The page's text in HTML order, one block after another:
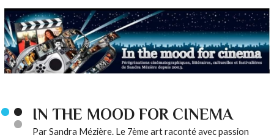
IN THE MOOD FOR CINEMA
Par Sandra Mézière. Le 7ème art raconté avec passion